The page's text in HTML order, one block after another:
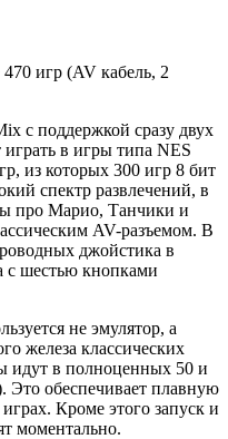
игр (AV кабель, 2
с поддержкой сразу двух
в игры типа NES
из которых 300 игр 8 бит
спектр развлечений, в
про Марио, Танчики и
AV-разъемом. В
джойстика в
с шестью кнопками
не эмулятор, а
железа классических
идут в полноценных 50 и
Это обеспечивает плавную
Кроме этого запуск и
моментально.